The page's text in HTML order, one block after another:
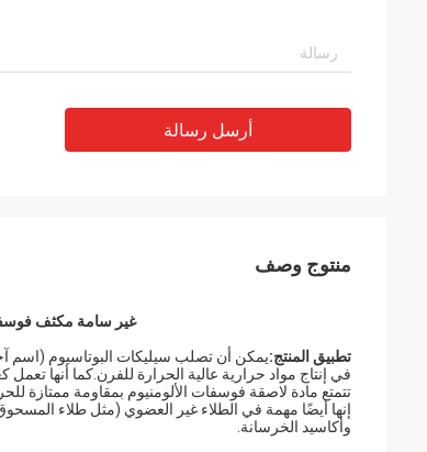
أرسل رسالة
منتوج وصف
غير سامة مكثف
تطبيق المنتج:يمكن أن تصلب سيليكات البوتاسيوم (اسم
في إنتاج مواد حرارية عالية الحرارة للفرن.كما أنها
تتمتع مادة لاصقة فوسفات الألومنيوم بمقاومة
إنها أيضًا مهمة في الطلاء غير العضوي (مثل طلاء
وأكاسيد الخرسانة.